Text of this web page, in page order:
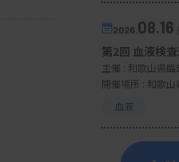
2026. 08.16
第2回 血液検
主催 : 和歌山県臨
開催場所 : 和歌山
血液